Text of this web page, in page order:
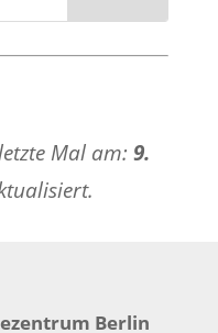
Mal am: 9.
Berlin